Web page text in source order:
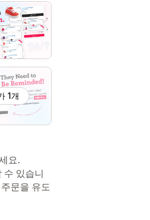
1개
요.
수 있습니
문을 유도